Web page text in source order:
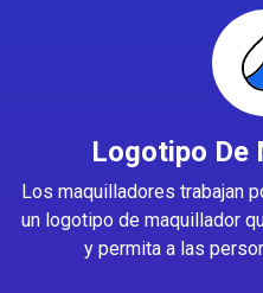
Logotipo De
Los maquilladores trabajan
un logotipo de maquillador
y permita a las